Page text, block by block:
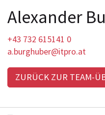
Individual Software
KI Wissensexperte
aktuelle Jobs
Team
Referenzen
Partner
Wir unterstützen
Alexander
+43 732 615141 0
a.burghuber@itpro.at
ZURÜCK ZUR TEAM-